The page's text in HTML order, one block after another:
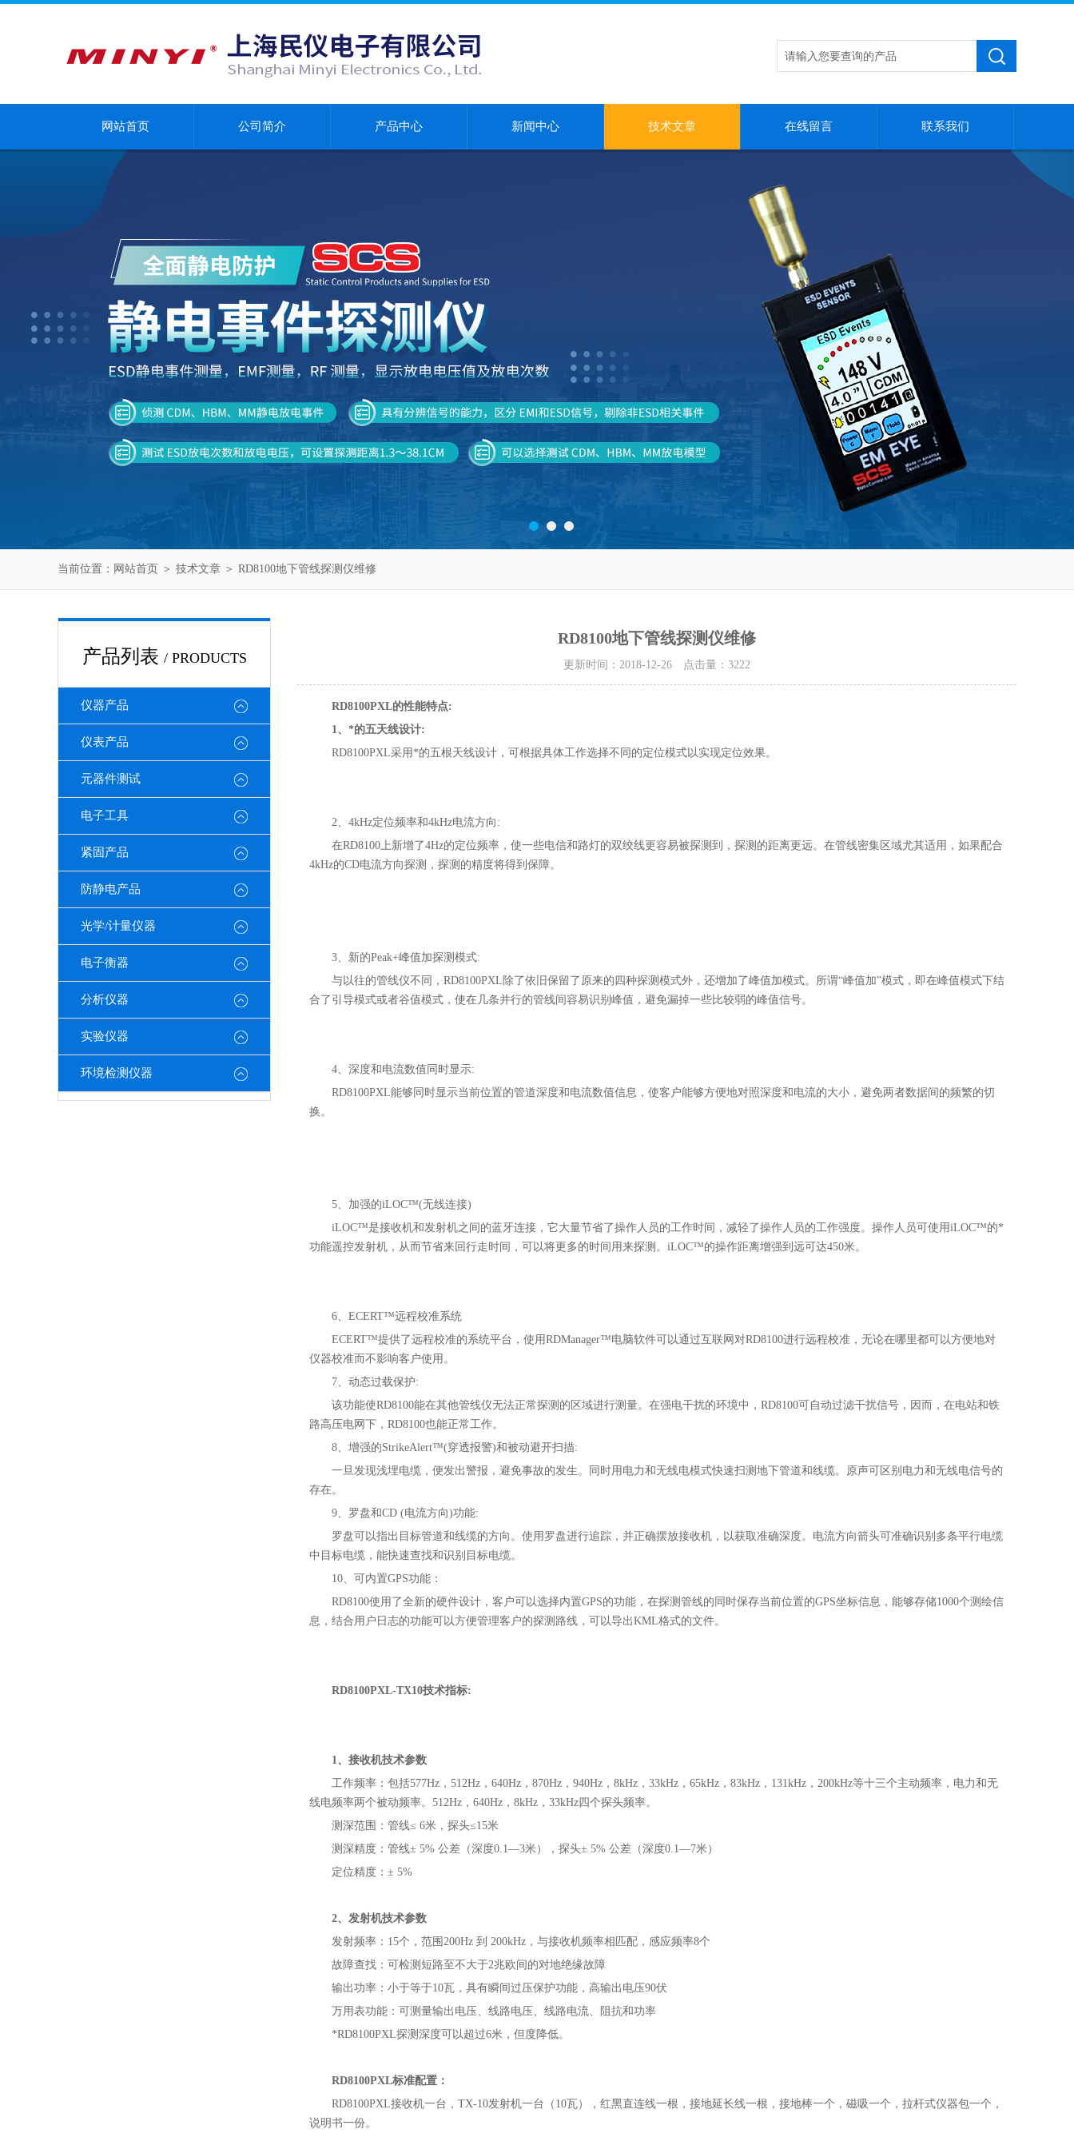
网站首页 公司简介 产品中心 新闻中心 技术文章 在线留言 联系我们
当前位置： 网站首页 ＞ 技术文章 ＞ RD8100地下管线探测仪维修
产品列表 / PRODUCTS
仪器产品
仪表产品
元器件测试
电子工具
紧固产品
防静电产品
光学/计量仪器
电子衡器
分析仪器
实验仪器
环境检测仪器
RD8100地下管线探测仪维修
更新时间：2018-12-26 点击量： 3222
RD8100PXL的性能特点:
1、*的五天线设计:
RD8100PXL采用*的五根天线设计，可根据具体工作选择不同的定位模式以实现定位效果。
2、4kHz定位频率和4kHz电流方向:
在RD8100上新增了4Hz的定位频率，使一些电信和路灯的双绞线更容易被探测到，探测的距离更远。在管线密集区域尤其适用，如果配合
4kHz的CD电流方向探测，探测的精度将得到保障。
3、新的Peak+峰值加探测模式:
与以往的管线仪不同，RD8100PXL除了依旧保留了原来的四种探测模式外，还增加了峰值加模式。所谓“峰值加”模式，即在峰值模式下结
合了引导模式或者谷值模式，使在几条并行的管线间容易识别峰值，避免漏掉一些比较弱的峰值信号。
4、深度和电流数值同时显示:
RD8100PXL能够同时显示当前位置的管道深度和电流数值信息，使客户能够方便地对照深度和电流的大小，避免两者数据间的频繁的切
换。
5、加强的iLOC™(无线连接)
iLOC™是接收机和发射机之间的蓝牙连接，它大量节省了操作人员的工作时间，减轻了操作人员的工作强度。操作人员可使用iLOC™的*
功能遥控发射机，从而节省来回行走时间，可以将更多的时间用来探测。iLOC™的操作距离增强到远可达450米。
6、ECERT™远程校准系统
ECERT™提供了远程校准的系统平台，使用RDManager™电脑软件可以通过互联网对RD8100进行远程校准，无论在哪里都可以方便地对
仪器校准而不影响客户使用。
7、动态过载保护:
该功能使RD8100能在其他管线仪无法正常探测的区域进行测量。在强电干扰的环境中，RD8100可自动过滤干扰信号，因而，在电站和铁
路高压电网下，RD8100也能正常工作。
8、增强的StrikeAlert™(穿透报警)和被动避开扫描:
一旦发现浅埋电缆，便发出警报，避免事故的发生。同时用电力和无线电模式快速扫测地下管道和线缆。原声可区别电力和无线电信号的
存在。
9、罗盘和CD (电流方向)功能:
罗盘可以指出目标管道和线缆的方向。使用罗盘进行追踪，并正确摆放接收机，以获取准确深度。电流方向箭头可准确识别多条平行电缆
中目标电缆，能快速查找和识别目标电缆。
10、可内置GPS功能：
RD8100使用了全新的硬件设计，客户可以选择内置GPS的功能，在探测管线的同时保存当前位置的GPS坐标信息，能够存储1000个测绘信
息，结合用户日志的功能可以方便管理客户的探测路线，可以导出KML格式的文件。
RD8100PXL-TX10技术指标:
1、接收机技术参数
工作频率：包括577Hz，512Hz，640Hz，870Hz，940Hz，8kHz，33kHz，65kHz，83kHz，131kHz，200kHz等十三个主动频率，电力和无
线电频率两个被动频率。512Hz，640Hz，8kHz，33kHz四个探头频率。
测深范围：管线≤ 6米，探头≤15米
测深精度：管线± 5% 公差（深度0.1—3米），探头± 5% 公差（深度0.1—7米）
定位精度：± 5%
2、发射机技术参数
发射频率：15个，范围200Hz 到 200kHz，与接收机频率相匹配，感应频率8个
故障查找：可检测短路至不大于2兆欧间的对地绝缘故障
输出功率：小于等于10瓦，具有瞬间过压保护功能，高输出电压90伏
万用表功能：可测量输出电压、线路电压、线路电流、阻抗和功率
*RD8100PXL探测深度可以超过6米，但度降低。
RD8100PXL标准配置：
RD8100PXL接收机一台，TX-10发射机一台（10瓦），红黑直连线一根，接地延长线一根，接地棒一个，磁吸一个，拉杆式仪器包一个，
说明书一份。